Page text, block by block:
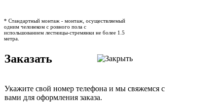
* Стандартный монтаж - монтаж, осуществляемый
одним человеком с ровного пола с
испольшованием лестницы-стремянки не более 1.5
метра.
Заказать
Укажите свой номер телефона и мы свяжемся с
вами для оформления заказа.